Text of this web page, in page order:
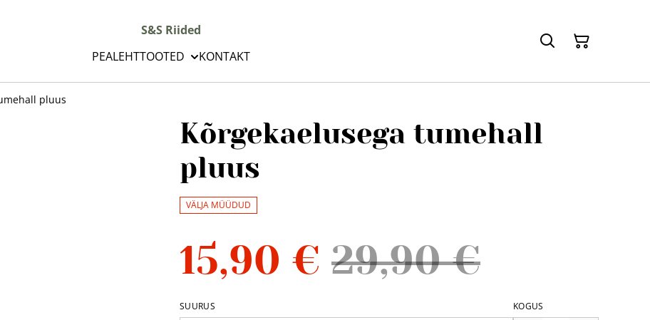
S&S Riided
PEALEHTTOOTED KONTAKT
pluus
Kõrgekaelusega tumehall
pluus
VÄLJA MÜÜDUD
15,90 € 29,90 €
SUURUS KOGUS